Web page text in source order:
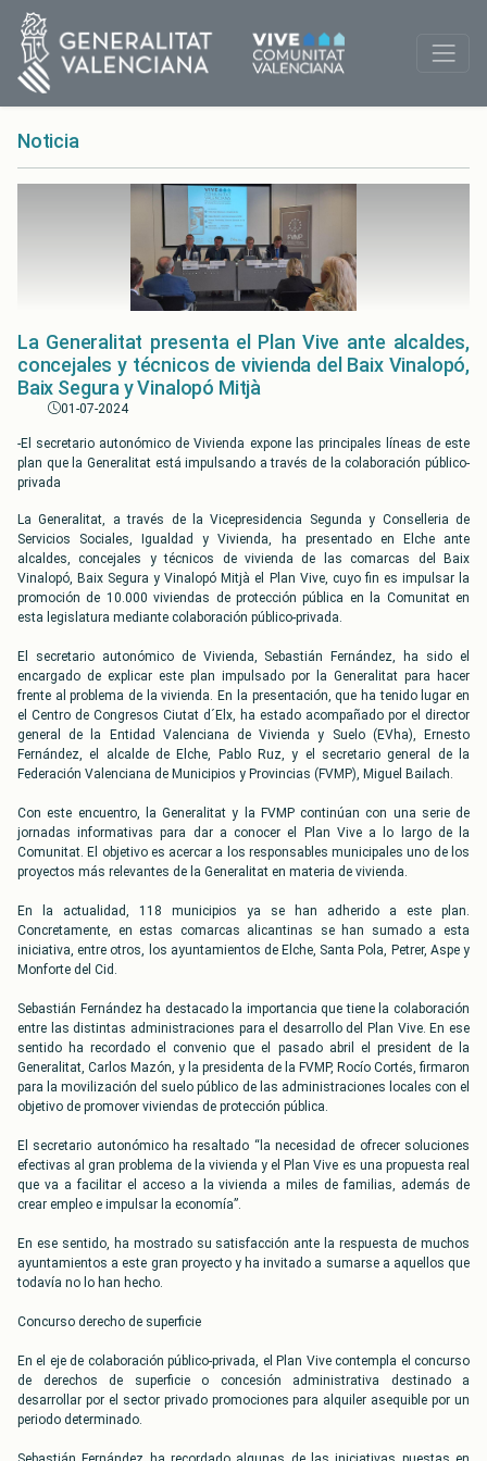
Noticia
La Generalitat presenta el Plan Vive ante alcaldes,
concejales y técnicos de vivienda del Baix Vinalopó,
Baix Segura y Vinalopó Mitjà
01-07-2024
-El secretario autonómico de Vivienda expone las principales líneas de este
plan que la Generalitat está impulsando a través de la colaboración público-
privada
La Generalitat, a través de la Vicepresidencia Segunda y Conselleria de
Servicios Sociales, Igualdad y Vivienda, ha presentado en Elche ante
alcaldes, concejales y técnicos de vivienda de las comarcas del Baix
Vinalopó, Baix Segura y Vinalopó Mitjà el Plan Vive, cuyo fin es impulsar la
promoción de 10.000 viviendas de protección pública en la Comunitat en
esta legislatura mediante colaboración público-privada.
El secretario autonómico de Vivienda, Sebastián Fernández, ha sido el
encargado de explicar este plan impulsado por la Generalitat para hacer
frente al problema de la vivienda. En la presentación, que ha tenido lugar en
el Centro de Congresos Ciutat d´Elx, ha estado acompañado por el director
general de la Entidad Valenciana de Vivienda y Suelo (EVha), Ernesto
Fernández, el alcalde de Elche, Pablo Ruz, y el secretario general de la
Federación Valenciana de Municipios y Provincias (FVMP), Miguel Bailach.
Con este encuentro, la Generalitat y la FVMP continúan con una serie de
jornadas informativas para dar a conocer el Plan Vive a lo largo de la
Comunitat. El objetivo es acercar a los responsables municipales uno de los
proyectos más relevantes de la Generalitat en materia de vivienda.
En la actualidad, 118 municipios ya se han adherido a este plan.
Concretamente, en estas comarcas alicantinas se han sumado a esta
iniciativa, entre otros, los ayuntamientos de Elche, Santa Pola, Petrer, Aspe y
Monforte del Cid.
Sebastián Fernández ha destacado la importancia que tiene la colaboración
entre las distintas administraciones para el desarrollo del Plan Vive. En ese
sentido ha recordado el convenio que el pasado abril el president de la
Generalitat, Carlos Mazón, y la presidenta de la FVMP, Rocío Cortés, firmaron
para la movilización del suelo público de las administraciones locales con el
objetivo de promover viviendas de protección pública.
El secretario autonómico ha resaltado “la necesidad de ofrecer soluciones
efectivas al gran problema de la vivienda y el Plan Vive es una propuesta real
que va a facilitar el acceso a la vivienda a miles de familias, además de
crear empleo e impulsar la economía”.
En ese sentido, ha mostrado su satisfacción ante la respuesta de muchos
ayuntamientos a este gran proyecto y ha invitado a sumarse a aquellos que
todavía no lo han hecho.
Concurso derecho de superficie
En el eje de colaboración público-privada, el Plan Vive contempla el concurso
de derechos de superficie o concesión administrativa destinado a
desarrollar por el sector privado promociones para alquiler asequible por un
periodo determinado.